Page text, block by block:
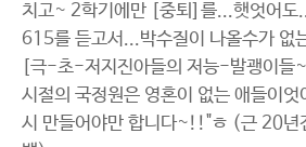
치고~ 2학기에만 [중퇴]를...햇엇어
615를 듣고서...박수질이 나올수가
[극-초-저지진아들의 저능-발괭이
시절의 국정원은 영혼이 없는 애들이
시 만들어야만 합니다~!!"ㅎ (근 20년